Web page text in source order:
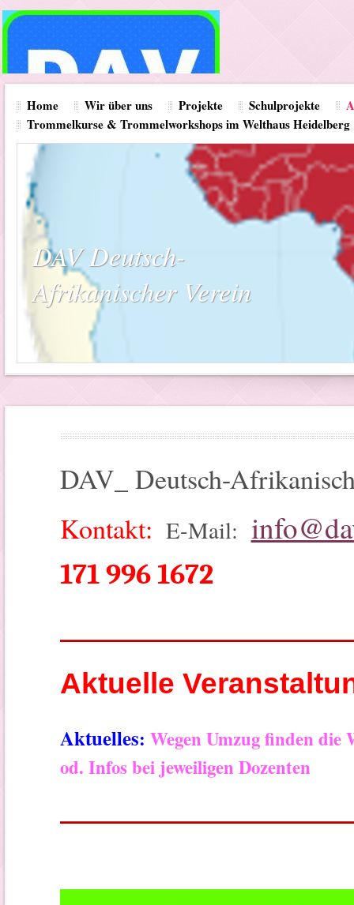
Home Wir über uns Projekte Schulprojekte
Trommelkurse & Trommelworkshops im Welthaus Heidelberg
DAV Deutsch-
Afrikanischer Verein
DAV_ Deutsch-
Kontakt: E-Mail:
171 996 1672
Aktuelle
Aktuelles: Wegen Umzug finden
od. Infos bei jeweiligen Dozenten